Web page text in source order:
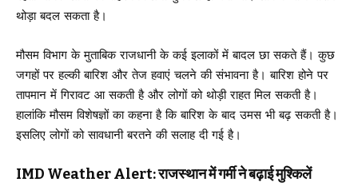
थोड़ा बदल सकता है।
मौसम विभाग के मुताबिक राजधानी के कई इलाकों में बादल छा सकते हैं। कुछ
जगहों पर हल्की बारिश और तेज हवाएं चलने की संभावना है। बारिश होने पर
तापमान में गिरावट आ सकती है और लोगों को थोड़ी राहत मिल सकती है।
हालांकि मौसम विशेषज्ञों का कहना है कि बारिश के बाद उमस भी बढ़ सकती है।
इसलिए लोगों को सावधानी बरतने की सलाह दी गई है।
IMD Weather Alert: राजस्थान में गर्मी ने बढ़ाई मुश्किलें